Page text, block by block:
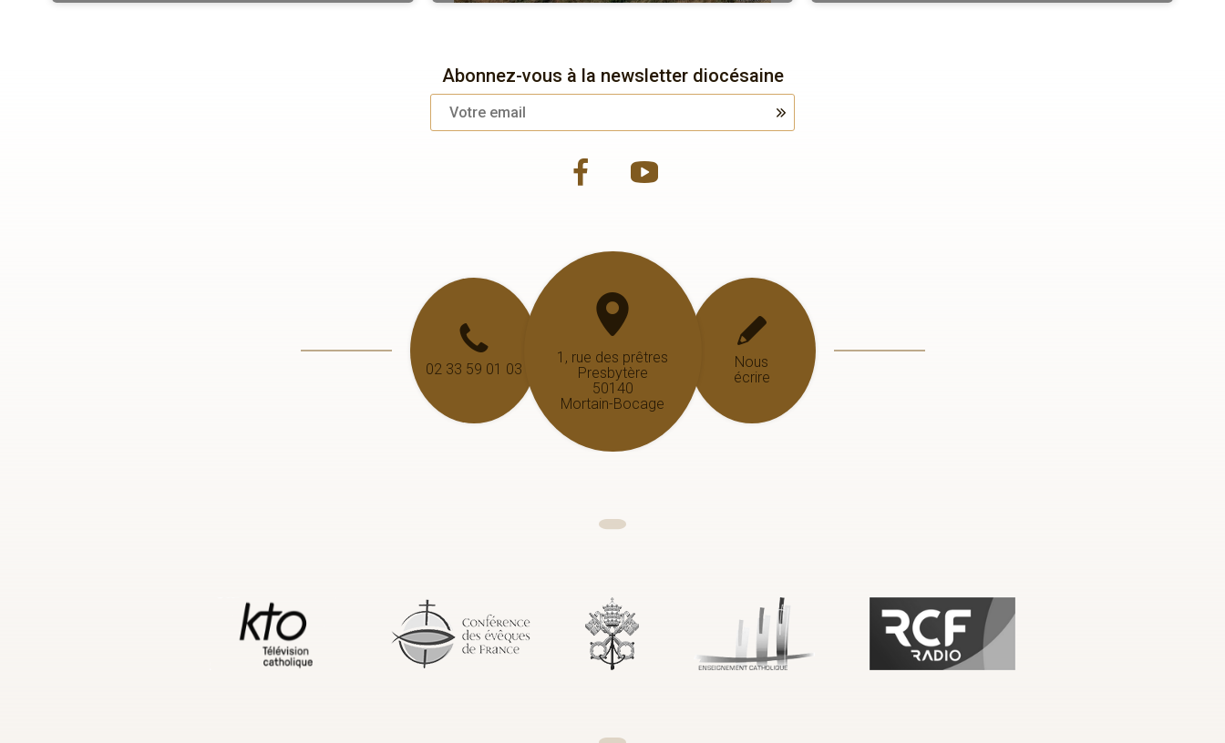
Abonnez-vous à la newsletter diocésaine
02 33 59 01 03
Nous
écrire
1, rue des prêtres
Presbytère
50140
Mortain-Bocage